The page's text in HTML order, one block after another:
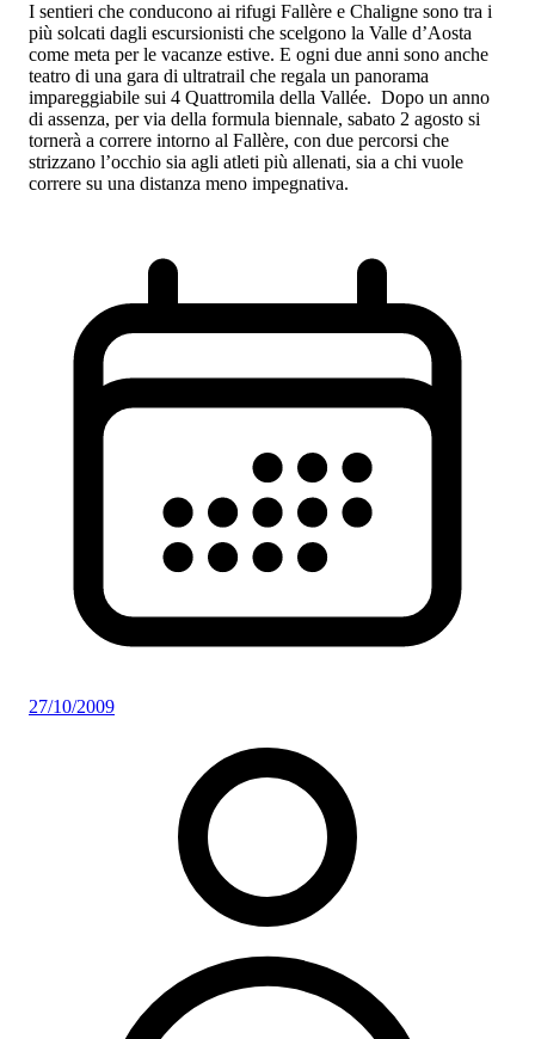
I sentieri che conducono ai rifugi Fallère e Chaligne sono tra i
più solcati dagli escursionisti che scelgono la Valle d’Aosta
come meta per le vacanze estive. E ogni due anni sono anche
teatro di una gara di ultratrail che regala un panorama
impareggiabile sui 4 Quattromila della Vallée. Dopo un anno
di assenza, per via della formula biennale, sabato 2 agosto si
tornerà a correre intorno al Fallère, con due percorsi che
strizzano l’occhio sia agli atleti più allenati, sia a chi vuole
correre su una distanza meno impegnativa.
27/10/2009